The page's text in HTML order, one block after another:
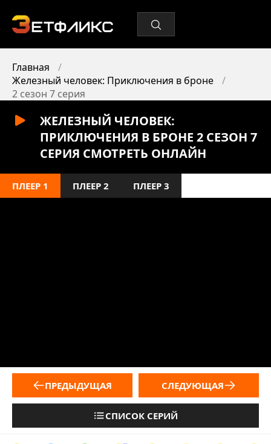
Главная
Железный человек: Приключения в броне
2 сезон 7 серия
ЖЕЛЕЗНЫЙ ЧЕЛОВЕК:
ПРИКЛЮЧЕНИЯ В БРОНЕ 2 СЕЗОН 7
СЕРИЯ СМОТРЕТЬ ОНЛАЙН
ПЛЕЕР 1 ПЛЕЕР 2 ПЛЕЕР 3
ПРЕДЫДУЩАЯ
СПИСОК СЕРИЙ
СЛЕДУЮЩАЯ